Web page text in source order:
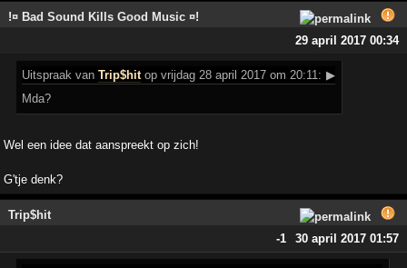
!¤ Bad Sound Kills Good Music ¤!
29 april 2017 00:34
Uitspraak vanTrip$hitop vrijdag 28 april 2017 om 20:11: ▶
Mda?
Wel een idee dat aanspreekt op zich!
G'tje denk?
Trip$hit
-1
30 april 2017 01:57